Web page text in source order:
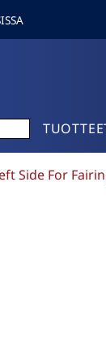
Side For